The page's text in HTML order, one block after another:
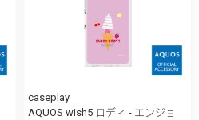
caseplay
AQUOS wish5 ロディ - エンジョ